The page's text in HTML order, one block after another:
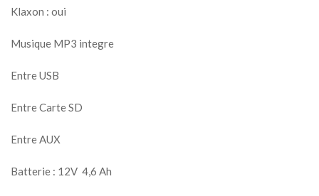
Klaxon : oui
Musique MP3 integre
Entre USB
Entre Carte SD
Entre AUX
Batterie : 12V 4,6 Ah